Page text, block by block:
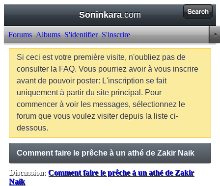
Soninkara.com
Forums Albums S'identifier S'inscrire
Si ceci est votre première visite, n'oubliez pas de
consulter la FAQ. Vous pourriez avoir à vous inscrire
avant de pouvoir poster: L'inscription se fait
uniquement à partir du site principal. Pour
commencer à voir les messages, sélectionnez le
forum que vous voulez visiter depuis la liste ci-
dessous.
Comment faire le prêche à un athé de Zakir Naik
Discussion: Comment faire le prêche à un athé de Zakir
Naik